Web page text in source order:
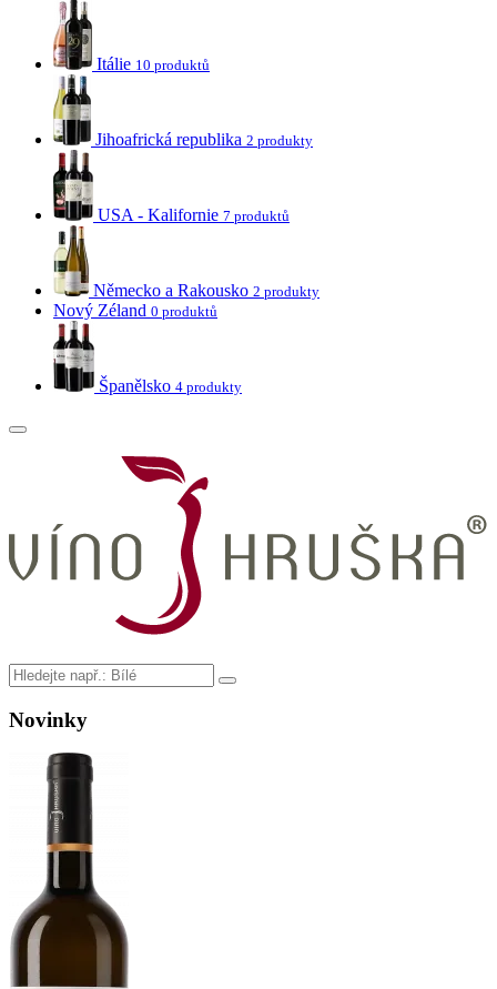
Itálie 10 produktů
Jihoafrická republika 2 produkty
USA - Kalifornie 7 produktů
Německo a Rakousko 2 produkty
Nový Zéland 0 produktů
Španělsko 4 produkty
Novinky